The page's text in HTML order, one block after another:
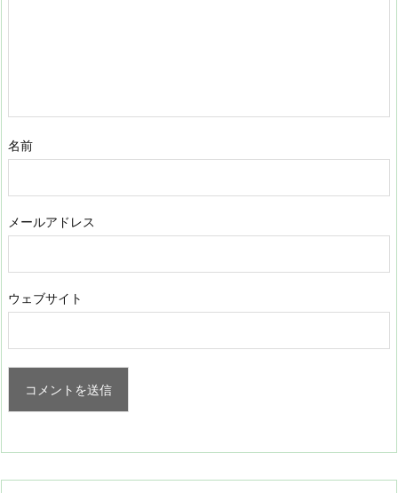
名前
メールアドレス
ウェブサイト